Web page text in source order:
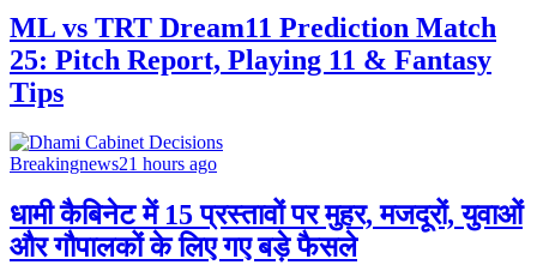
ML vs TRT Dream11 Prediction Match
25: Pitch Report, Playing 11 & Fantasy
Tips
Breakingnews21 hours ago
धामी कैबिनेट में 15 प्रस्तावों पर मुहर, मजदूरों, युवाओं
और गौपालकों के लिए गए बड़े फैसले